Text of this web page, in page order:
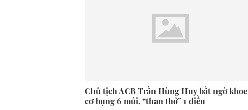
Chủ tịch ACB Trần Hùng Huy bất ngờ khoe
cơ bụng 6 múi, “than thở” 1 điều